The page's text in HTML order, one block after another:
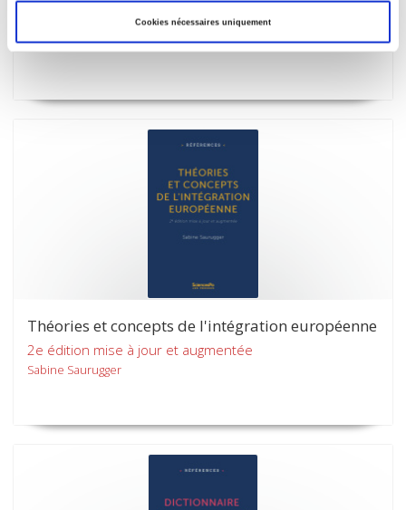
Cookies nécessaires uniquement
Théories et concepts de l'intégration européenne
2e édition mise à jour et augmentée
Sabine Saurugger